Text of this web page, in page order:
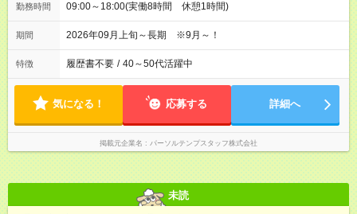
勤務時間 09:00～18:00(実働8時間 休憩1時間)
期間 2026年09月上旬～長期 ※9月～！
特徴 履歴書不要 / 40～50代活躍中
気になる！ 応募する 詳細へ
掲載元企業名 パーソルテンプスタッフ株式会社
未読